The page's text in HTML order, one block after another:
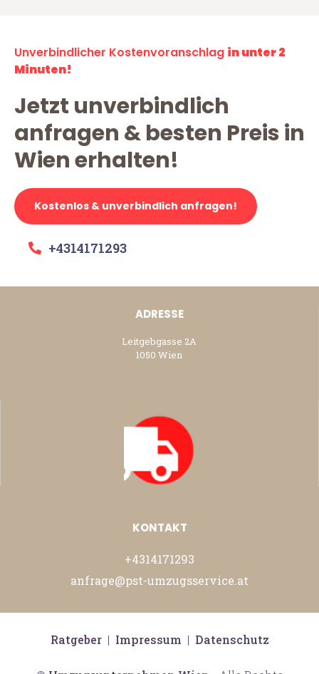
Unverbindlicher Kostenvoranschlag in unter 2
Minuten!
Jetzt unverbindlich
anfragen & besten Preis in
Wien erhalten!
Kostenlos & unverbindlich anfragen!
+4314171293
ADRESSE
Leitgebgasse 2A
1050 Wien
KONTAKT
+4314171293
anfrage@pst-umzugsservice.at
Ratgeber| Impressum | Datenschutz